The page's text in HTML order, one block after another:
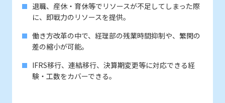
退職、産休・育休等でリソースが不足してしまった際
に、即戦力のリソースを提供。
働き方改革の中で、経理部の残業時間抑制や、繁閑の
差の縮小が可能。
IFRS移行、連結移行、決算期変更等に対応できる経
験・工数をカバーできる。